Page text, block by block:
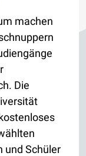
machen
Die
und Schüler